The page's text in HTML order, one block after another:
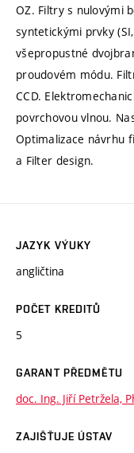
OZ. Filtry s nulovými
syntetickými prvky
všepropustné
proudovém módu.
CCD.
povrchovou vlnou.
Optimalizace návrhu
a Filter design.
JAZYK VÝUKY
angličtina
POČET KREDITŮ
5
GARANT PŘEDMĚTU
doc. Ing. Jiří Petržela,
ZAJIŠŤUJE ÚSTAV